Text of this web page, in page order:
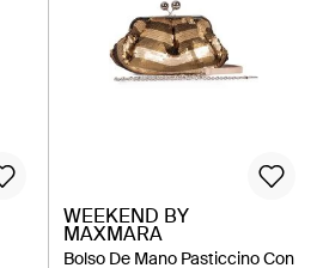
WEEKEND BY
MAXMARA
Bolso De Mano Pasticcino Con